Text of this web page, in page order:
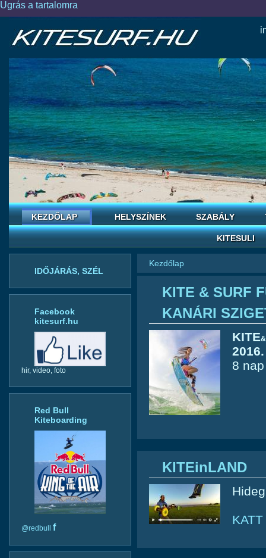
Ugrás a tartalomra
KEZDŐLAP HELYSZÍNEK SZABÁLY
KITESULI
IDŐJÁRÁS, SZÉL
Facebook
kitesurf.hu
hir, video, foto
Red Bull
Kiteboarding
@redbull f
Kezdőlap
KITE & SURF
KANÁRI
KITE&
8
KITEinLAND